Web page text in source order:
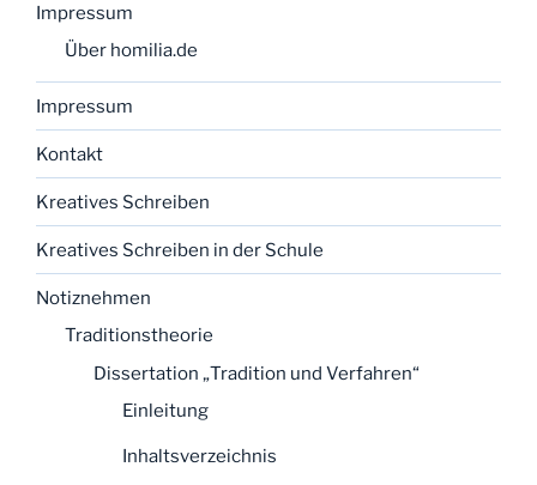
Impressum
Über homilia.de
Impressum
Kontakt
Kreatives Schreiben
Kreatives Schreiben in der Schule
Notiznehmen
Traditionstheorie
Dissertation „Tradition und Verfahren“
Einleitung
Inhaltsverzeichnis